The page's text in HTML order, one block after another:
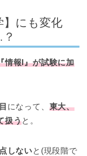
】にも変化
情報I』が試験に加
になって、 東大、
扱うと。
しないと(現段階で